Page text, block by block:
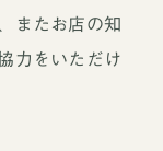
またお店の知
力をいただけ